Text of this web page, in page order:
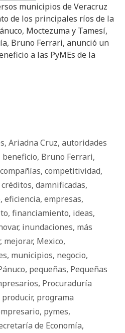
municipios de Veracruz
de los principales ríos de la
Moctezuma y Tamesí,
Bruno Ferrari, anunció un
a las PyMEs de la
, Ariadna Cruz, autoridades
beneficio, Bruno Ferrari,
compañías, competitividad,
créditos, damnificadas,
, eficiencia, empresas,
, financiamiento, ideas,
, inundaciones, más
, mejorar, Mexico,
, municipios, negocio,
, pequeñas, Pequeñas
, Procuraduría
producir, programa
, pymes,
de Economía,